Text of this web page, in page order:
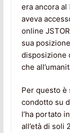
era ancora al
aveva
online
sua
disposizione
che
Per questo è
condotto su
l’ha portato
all’età di soli